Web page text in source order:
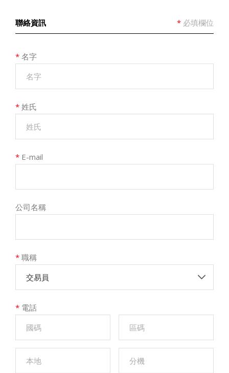
* 必填欄位
聯絡資訊
* 名字
* 姓氏
* E-mail
公司名稱
* 職稱
交易員
* 電話